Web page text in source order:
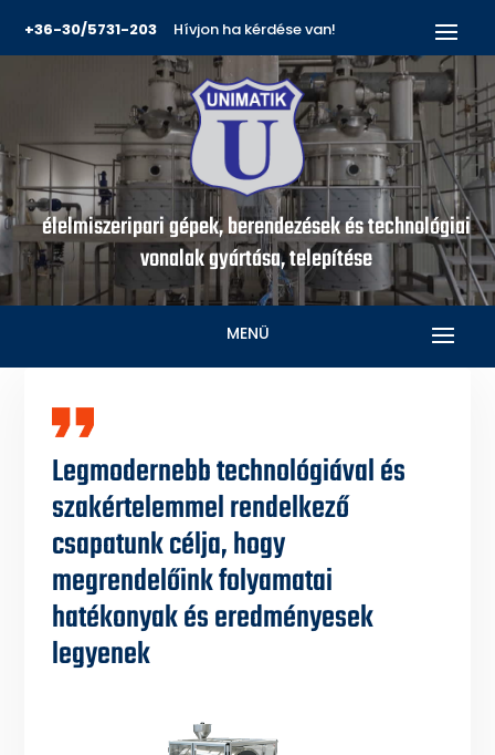
+36-30/5731-203 Hívjon ha kérdése van!
élelmiszeripari gépek, berendezések és technológiai
vonalak gyártása, telepítése
MENÜ
Legmodernebb technológiával és
szakértelemmel rendelkező
csapatunk célja, hogy
megrendelőink folyamatai
hatékonyak és eredményesek
legyenek